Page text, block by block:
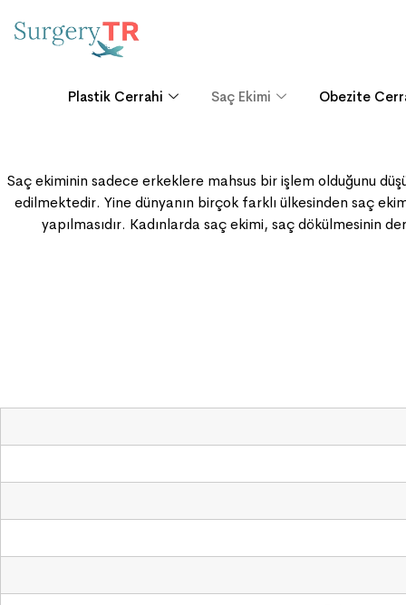
Plastik Cerrahi Saç Ekimi Obezite
Saç ekiminin sadece erkeklere mahsus bir işlem olduğunu
edilmektedir. Yine dünyanın birçok farklı ülkesinden saç
yapılmasıdır. Kadınlarda saç ekimi, saç dökülmesinin